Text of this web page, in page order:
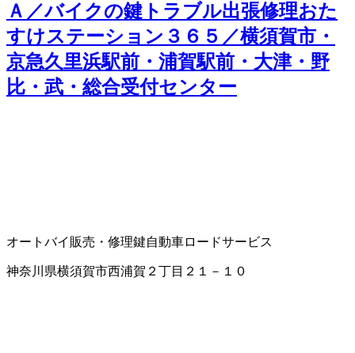
Ａ／バイクの鍵トラブル出張修理おた
すけステーション３６５／横須賀市・
京急久里浜駅前・浦賀駅前・大津・野
比・武・総合受付センター
オートバイ販売・修理鍵自動車ロードサービス
神奈川県横須賀市西浦賀２丁目２１－１０